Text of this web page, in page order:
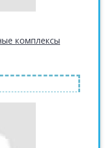
комплексы